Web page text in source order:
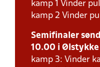
kamp 1 Vinder
kamp 2 Vinder
Semifinaler
10.00 i Ølstykke
kamp 3: Vinder